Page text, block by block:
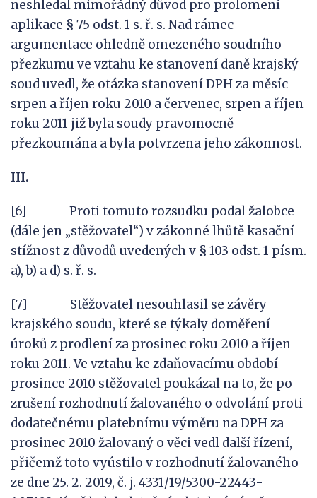
neshledal mimořádný důvod pro prolomení
aplikace § 75 odst. 1 s. ř. s. Nad rámec
argumentace ohledně omezeného soudního
přezkumu ve vztahu ke stanovení daně krajský
soud uvedl, že otázka stanovení DPH za měsíc
srpen a říjen roku 2010 a červenec, srpen a říjen
roku 2011 již byla soudy pravomocně
přezkoumána a byla potvrzena jeho zákonnost.
III.
[6] Proti tomuto rozsudku podal žalobce
(dále jen „stěžovatel“) v zákonné lhůtě kasační
stížnost z důvodů uvedených v § 103 odst. 1 písm.
a), b) a d) s. ř. s.
[7] Stěžovatel nesouhlasil se závěry
krajského soudu, které se týkaly doměření
úroků z prodlení za prosinec roku 2010 a říjen
roku 2011. Ve vztahu ke zdaňovacímu období
prosince 2010 stěžovatel poukázal na to, že po
zrušení rozhodnutí žalovaného o odvolání proti
dodatečnému platebnímu výměru na DPH za
prosinec 2010 žalovaný o věci vedl další řízení,
přičemž toto vyústilo v rozhodnutí žalovaného
ze dne 25. 2. 2019, č. j. 4331/19/5300-22443-